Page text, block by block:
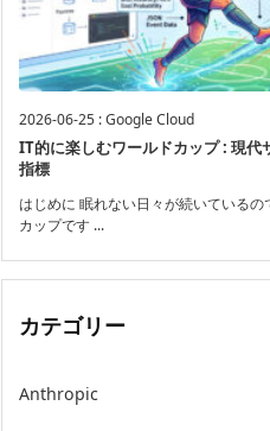
2026-06-25 :Google Cloud
IT的に楽しむワールドカップ : 現代
指標
はじめに 眠れない日々が続いている
カップです ...
カテゴリー
Anthropic